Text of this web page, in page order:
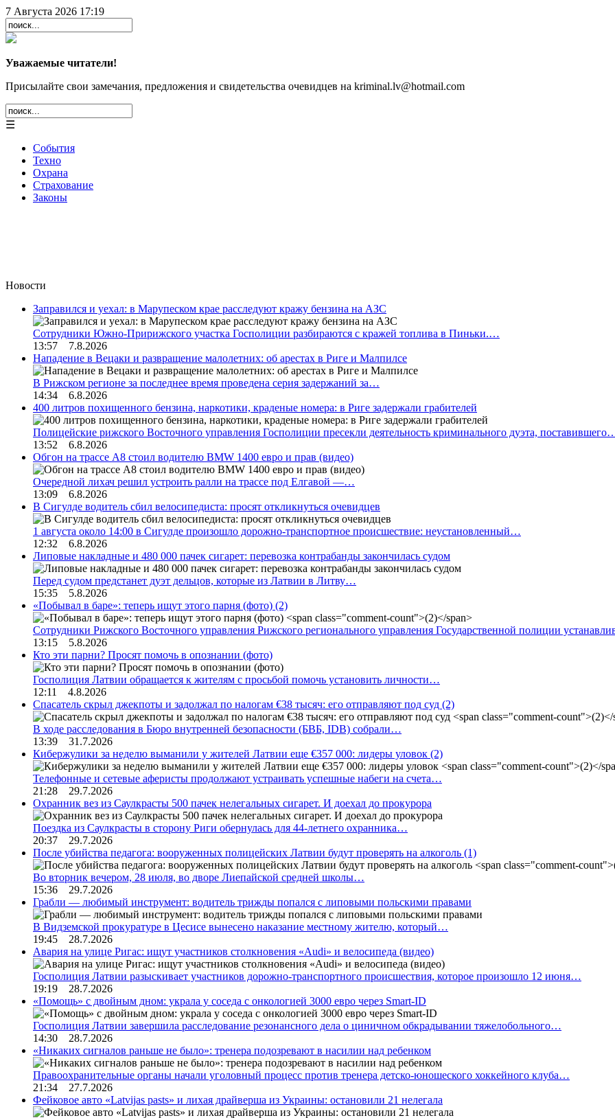
7 Августа 2026 17:19
Уважаемые читатели!
Присылайте свои замечания, предложения и свидетельства очевидцев на kriminal.lv@hotmail.com
☰
События
Техно
Охрана
Страхование
Законы
Новости
Заправился и уехал: в Марупеском крае расследуют кражу бензина на АЗС
Сотрудники Южно-Пририжского участка Госполиции разбираются с кражей топлива в Пиньки.…
13:57 7.8.2026
Нападение в Вецаки и развращение малолетних: об арестах в Риге и Малпилсе
В Рижском регионе за последнее время проведена серия задержаний за…
14:34 6.8.2026
400 литров похищенного бензина, наркотики, краденые номера: в Риге задержали грабителей
Полицейские рижского Восточного управления Госполиции пресекли деятельность криминального дуэта,
13:52 6.8.2026
Обгон на трассе А8 стоил водителю BMW 1400 евро и прав (видео)
Очередной лихач решил устроить ралли на трассе под Елгавой —…
13:09 6.8.2026
В Сигулде водитель сбил велосипедиста: просят откликнуться очевидцев
1 августа около 14:00 в Сигулде произошло дорожно-транспортное происшествие: неустановленный…
12:32 6.8.2026
Липовые накладные и 480 000 пачек сигарет: перевозка контрабанды закончилась судом
Перед судом предстанет дуэт дельцов, которые из Латвии в Литву…
15:35 5.8.2026
«Побывал в баре»: теперь ищут этого парня (фото) (2)
Сотрудники Рижского Восточного управления Рижского регионального управления Государственной полиции
13:15 5.8.2026
Кто эти парни? Просят помочь в опознании (фото)
Госполиция Латвии обращается к жителям с просьбой помочь установить личности…
12:11 4.8.2026
Спасатель скрыл джекпоты и задолжал по налогам €38 тысяч: его отправляют под суд (2)
В ходе расследования в Бюро внутренней безопасности (БВБ, IDB) собрали…
13:39 31.7.2026
Кибержулики за неделю выманили у жителей Латвии еще €357 000: лидеры уловок (2)
Телефонные и сетевые аферисты продолжают устраивать успешные набеги на счета…
21:28 29.7.2026
Охранник вез из Саулкрасты 500 пачек нелегальных сигарет. И доехал до прокурора
Поездка из Саулкрасты в сторону Риги обернулась для 44-летнего охранника…
20:37 29.7.2026
После убийства педагога: вооруженных полицейских Латвии будут проверять на алкоголь (1)
Во вторник вечером, 28 июля, во дворе Лиепайской средней школы…
15:36 29.7.2026
Грабли — любимый инструмент: водитель трижды попался с липовыми польскими правами
В Видземской прокуратуре в Цесисе вынесено наказание местному жителю, который…
19:45 28.7.2026
Авария на улице Ригас: ищут участников столкновения «Audi» и велосипеда (видео)
Госполиция Латвии разыскивает участников дорожно-транспортного происшествия, которое произошло 12 июня…
19:19 28.7.2026
«Помощь» с двойным дном: украла у соседа с онкологией 3000 евро через Smart-ID
Госполиция Латвии завершила расследование резонансного дела о циничном обкрадывании тяжелобольного…
14:30 28.7.2026
«Никаких сигналов раньше не было»: тренера подозревают в насилии над ребенком
Правоохранительные органы начали уголовный процесс против тренера детско-юношеского хоккейного клуба…
21:34 27.7.2026
Фейковое авто «Latvijas pasts» и лихая драйверша из Украины: остановили 21 нелегала